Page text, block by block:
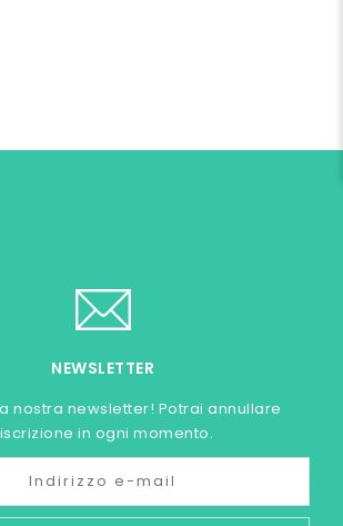
NEWSLETTER
nostra newsletter! Potrai annullare
in ogni momento.